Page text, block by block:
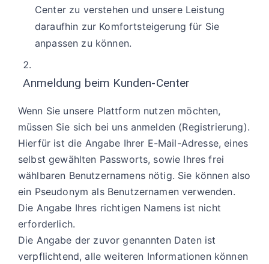
Center zu verstehen und unsere Leistung
daraufhin zur Komfortsteigerung für Sie
anpassen zu können.
Anmeldung beim Kunden-Center
Wenn Sie unsere Plattform nutzen möchten,
müssen Sie sich bei uns anmelden (Registrierung).
Hierfür ist die Angabe Ihrer E-Mail-Adresse, eines
selbst gewählten Passworts, sowie Ihres frei
wählbaren Benutzernamens nötig. Sie können also
ein Pseudonym als Benutzernamen verwenden.
Die Angabe Ihres richtigen Namens ist nicht
erforderlich.
Die Angabe der zuvor genannten Daten ist
verpflichtend, alle weiteren Informationen können